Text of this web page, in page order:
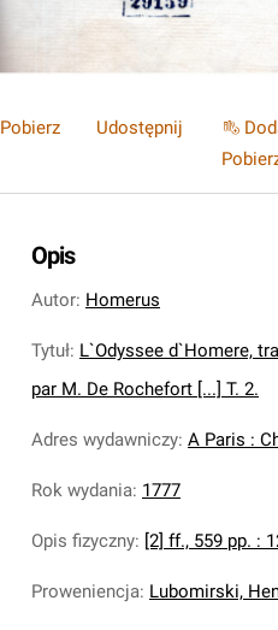
Pobierz Udostępnij
Opis
Autor: Homerus
Tytuł: L`Odyssee d`Homere,
par M. De Rochefort [...] T. 2.
Adres wydawniczy: A Paris :
Rok wydania: 1777
Opis fizyczny: [2] ff., 559 pp. :
Proweniencja: Lubomirski,